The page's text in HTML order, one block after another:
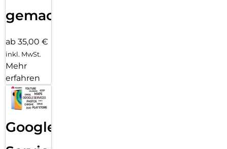
gemacht!
ab 35,00 €
inkl. MwSt.
Mehr
erfahren
Google